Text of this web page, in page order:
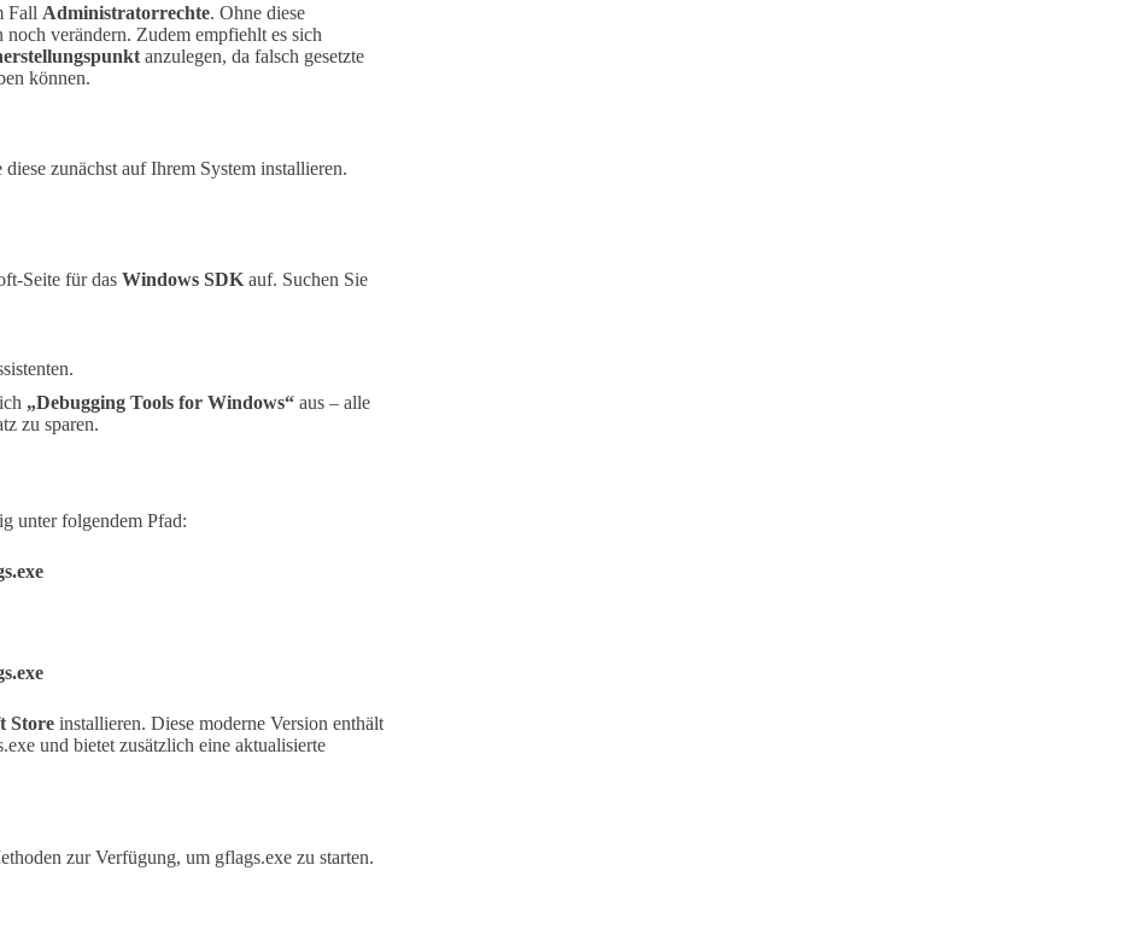
Fall Administratorrechte. Ohne diese
verändern. Zudem empfiehlt es sich
anzulegen, da falsch gesetzte
können.
zunächst auf Ihrem System installieren.
Seite für das Windows SDK auf. Suchen Sie
„Debugging Tools for Windows“ aus – alle
zu sparen.
unter folgendem Pfad:
Store installieren. Diese moderne Version enthält
und bietet zusätzlich eine aktualisierte
zur Verfügung, um gflags.exe zu starten.